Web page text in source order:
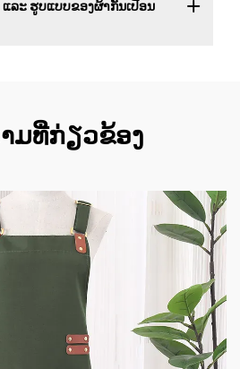
ລະ ຮູບແບບຂອງຜ້າກັນເປື່ອນ
ມທີ່ກ່ຽວຂ້ອງ